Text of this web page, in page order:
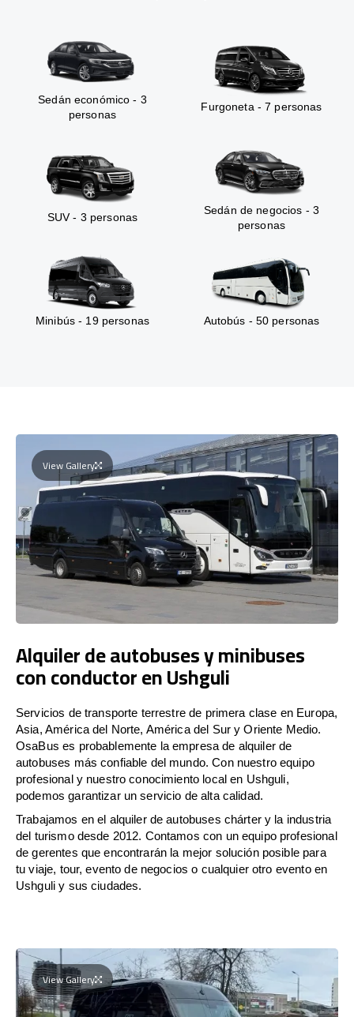
Sedán económico - 3
personas
Furgoneta - 7 personas
SUV - 3 personas
Sedán de negocios - 3
personas
Minibús - 19 personas Autobús - 50 personas
View Gallery
Alquiler de autobuses y minibuses
con conductor en Ushguli
Servicios de transporte terrestre de primera clase en Europa,
Asia, América del Norte, América del Sur y Oriente Medio.
OsaBus es probablemente la empresa de alquiler de
autobuses más confiable del mundo. Con nuestro equipo
profesional y nuestro conocimiento local en Ushguli,
podemos garantizar un servicio de alta calidad.
Trabajamos en el alquiler de autobuses chárter y la industria
del turismo desde 2012. Contamos con un equipo profesional
de gerentes que encontrarán la mejor solución posible para
tu viaje, tour, evento de negocios o cualquier otro evento en
Ushguli y sus ciudades.
View Gallery